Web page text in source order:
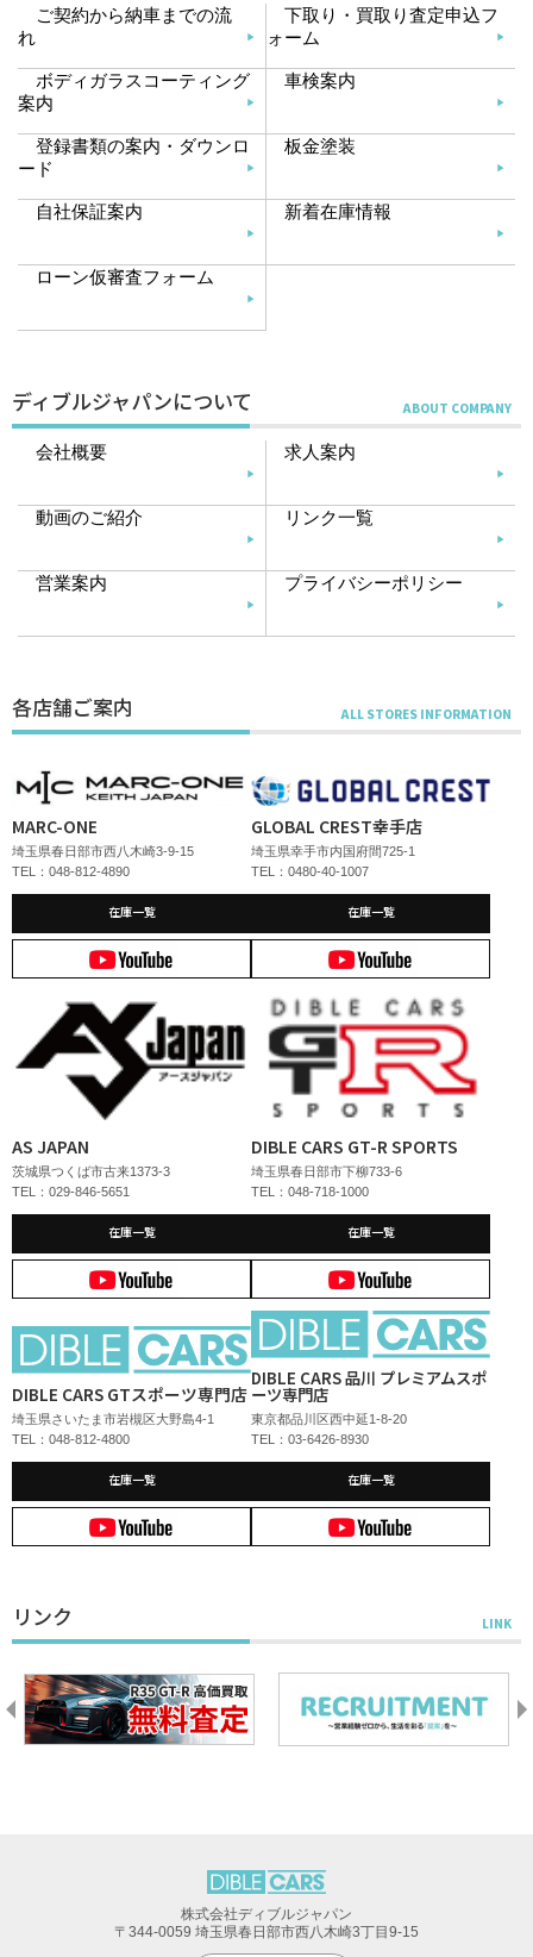
ご契約から納車までの流
れ
下取り・買取り査定申込フ
ォーム
ボディガラスコーティング
案内
車検案内
登録書類の案内・ダウンロ
ード
板金塗装
自社保証案内 新着在庫情報
ローン仮審査フォーム
ディブルジャパンについて
会社概要 求人案内
動画のご紹介 リンク一覧
営業案内 プライバシーポリシー
各店舗ご案内
MARC-ONE
埼玉県春日部市西八木崎3-9-15
TEL：048-812-4890
在庫一覧
GLOBAL CREST幸手店
埼玉県幸手市内国府間725-1
TEL：0480-40-1007
在庫一覧
AS JAPAN
茨城県つくば市古来1373-3
TEL：029-846-5651
在庫一覧
DIBLE CARS GT-R SPORTS
埼玉県春日部市下柳733-6
TEL：048-718-1000
在庫一覧
DIBLE CARS GTスポーツ専門店
埼玉県さいたま市岩槻区大野島4-1
TEL：048-812-4800
在庫一覧
DIBLE CARS 品川 プレミアムスポ
ーツ専門店
東京都品川区西中延1-8-20
TEL：03-6426-8930
在庫一覧
リンク
株式会社ディブルジャパン
〒344-0059 埼玉県春日部市西八木崎3丁目9-15